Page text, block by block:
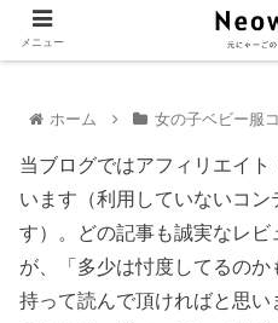
ホーム 女の子ベビー服
当ブログではアフィリエイ
います（利用していないコ
す）。どの記事も誠実なレ
が、「多少は忖度してるの
持って読んで頂ければと思
メニュー